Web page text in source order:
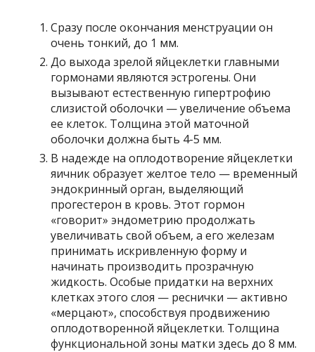
Сразу после окончания менструации он
очень тонкий, до 1 мм.
До выхода зрелой яйцеклетки главными
гормонами являются эстрогены. Они
вызывают естественную гипертрофию
слизистой оболочки — увеличение объема
ее клеток. Толщина этой маточной
оболочки должна быть 4-5 мм.
В надежде на оплодотворение яйцеклетки
яичник образует желтое тело — временный
эндокринный орган, выделяющий
прогестерон в кровь. Этот гормон
«говорит» эндометрию продолжать
увеличивать свой объем, а его железам
принимать искривленную форму и
начинать производить прозрачную
жидкость. Особые придатки на верхних
клетках этого слоя — реснички — активно
«мерцают», способствуя продвижению
оплодотворенной яйцеклетки. Толщина
функциональной зоны матки здесь до 8 мм.